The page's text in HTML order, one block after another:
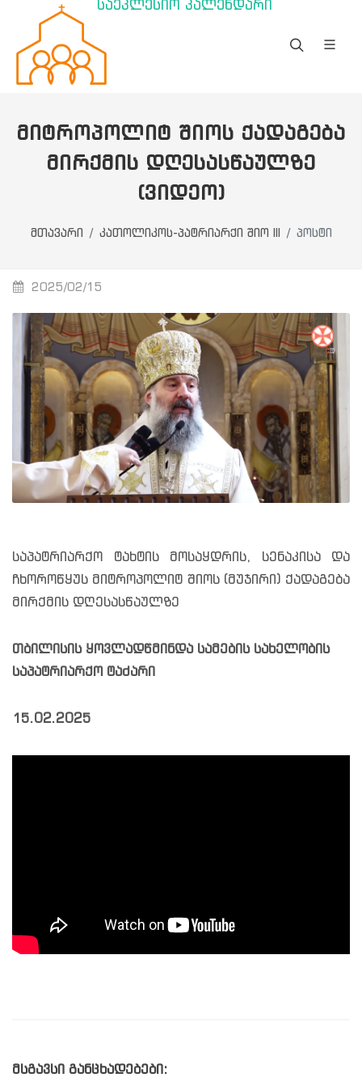
საეკლესიო კალენდარი
ᲛᲘᲢᲠᲝᲞᲝᲚᲘᲢ ᲨᲘᲝᲡ ᲥᲐᲓᲐᲒᲔᲑᲐ
ᲛᲘᲠᲥᲛᲘᲡ ᲓᲦᲔᲡᲐᲡᲬᲐᲣᲚᲖᲔ
(ᲕᲘᲓᲔᲝ)
მთავარი კათოლიკოს-პატრიარქი შიო III პოსტი
2025/02/15
საპატრიარქო ტახტის მოსაყდრის, სენაკისა და
ჩხოროწყუს მიტროპოლიტ შიოს (მუჯირი) ქადაგება
მირქმის დღესასწაულზე
თბილისის ყოვლადწმინდა სამების სახელობის
საპატრიარქო ტაძარი
15.02.2025
მსგავსი განცხადებები: